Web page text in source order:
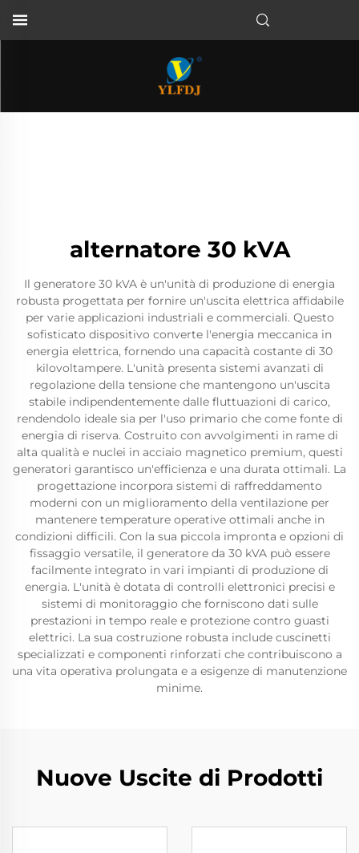
alternatore 30 kVA
Il generatore 30 kVA è un'unità di produzione di energia
robusta progettata per fornire un'uscita elettrica affidabile
per varie applicazioni industriali e commerciali. Questo
sofisticato dispositivo converte l'energia meccanica in
energia elettrica, fornendo una capacità costante di 30
kilovoltampere. L'unità presenta sistemi avanzati di
regolazione della tensione che mantengono un'uscita
stabile indipendentemente dalle fluttuazioni di carico,
rendendolo ideale sia per l'uso primario che come fonte di
energia di riserva. Costruito con avvolgimenti in rame di
alta qualità e nuclei in acciaio magnetico premium, questi
generatori garantisco un'efficienza e una durata ottimali. La
progettazione incorpora sistemi di raffreddamento
moderni con un miglioramento della ventilazione per
mantenere temperature operative ottimali anche in
condizioni difficili. Con la sua piccola impronta e opzioni di
fissaggio versatile, il generatore da 30 kVA può essere
facilmente integrato in vari impianti di produzione di
energia. L'unità è dotata di controlli elettronici precisi e
sistemi di monitoraggio che forniscono dati sulle
prestazioni in tempo reale e protezione contro guasti
elettrici. La sua costruzione robusta include cuscinetti
specializzati e componenti rinforzati che contribuiscono a
una vita operativa prolungata e a esigenze di manutenzione
minime.
Nuove Uscite di Prodotti